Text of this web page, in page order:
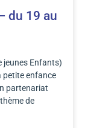
du 19 au
jeunes Enfants)
petite enfance
partenariat
de